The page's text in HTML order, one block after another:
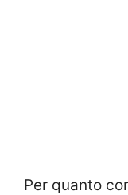
Per quanto